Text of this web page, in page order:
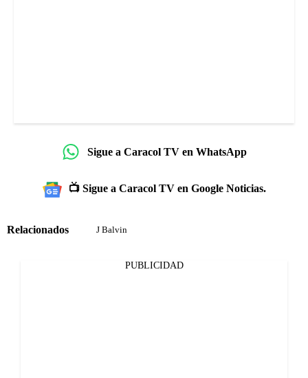
Sigue a Caracol TV en WhatsApp
📺 Sigue a Caracol TV en Google Noticias.
Relacionados J Balvin
PUBLICIDAD